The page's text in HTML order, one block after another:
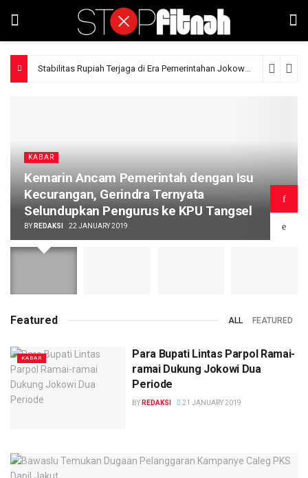
Stabilitas Rupiah Terjaga di Era Pemerintahan Jokowi
KABAR
Kemarin Ancam Pemerintah dengan Isu
Kecurangan, Gerindra Ternyata
Selundupkan Pengurus ke KPU Tangsel
BY REDAKSI 22 JANUARY 2019
Featured ALL FEATURED
KABAR
Para Bupati Lintas Parpol Ramai-
ramai Dukung Jokowi Dua
Periode
BY REDAKSI 21 JANUARY 2019